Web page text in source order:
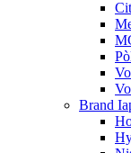
Brand